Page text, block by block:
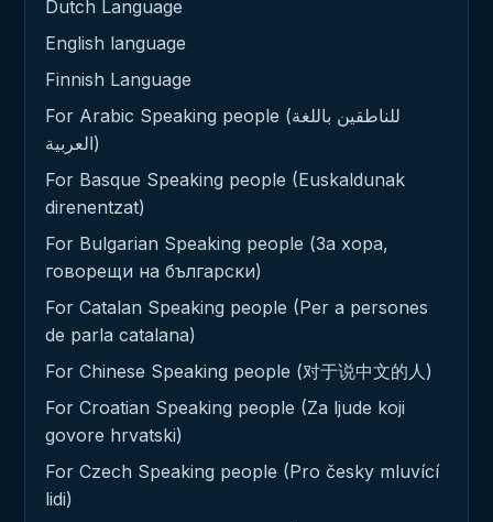
Dutch Language
English language
Finnish Language
For Arabic Speaking people (للناطقين باللغة
العربية)
For Basque Speaking people (Euskaldunak
direnentzat)
For Bulgarian Speaking people (За хора,
говорещи на български)
For Catalan Speaking people (Per a persones
de parla catalana)
For Chinese Speaking people (对于说中文的人)
For Croatian Speaking people (Za ljude koji
govore hrvatski)
For Czech Speaking people (Pro česky mluvící
lidi)